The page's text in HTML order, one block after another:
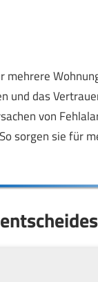
und das
von
sorgen sie für